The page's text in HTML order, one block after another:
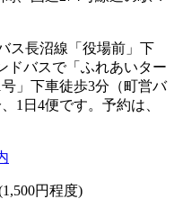
ス長沼線「役場前」下
ドバスで「ふれあいター
」下車徒歩3分（町営バ
1日4便です。予約は、
円程度)